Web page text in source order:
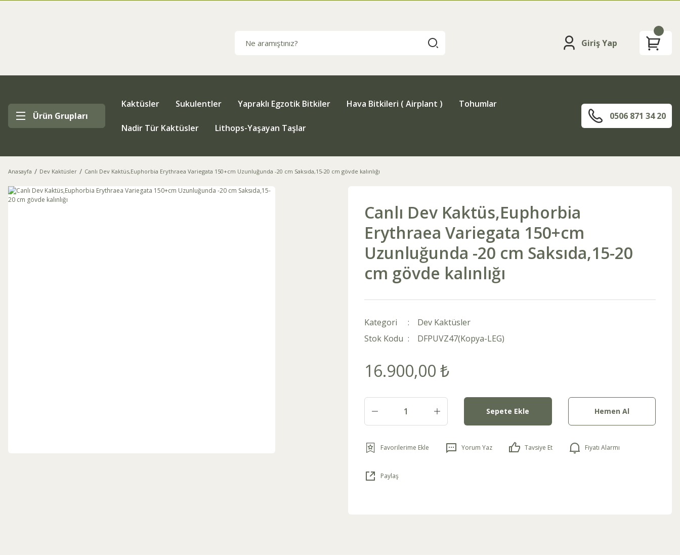
Giriş Yap
Ürün Grupları
Kaktüsler Sukulentler Yapraklı Egzotik Bitkiler Hava Bitkileri ( Airplant ) Tohumlar
Nadir Tür Kaktüsler Lithops-Yaşayan Taşlar
0506 871 34 20
Anasayfa Dev Kaktüsler Canlı Dev Kaktüs,Euphorbia Erythraea Variegata 150+cm Uzunluğunda -20 cm Saksıda,15-20 cm gövde kalınlığı
Canlı Dev Kaktüs,Euphorbia
Erythraea Variegata 150+cm
Uzunluğunda -20 cm Saksıda,15-20
cm gövde kalınlığı
Kategori
Dev Kaktüsler
Stok Kodu
DFPUVZ47(Kopya-LEG)
16.900,00 ₺
Sepete Ekle Hemen Al
Yorum Yaz Tavsiye Et Fiyatı Alarmı
Paylaş